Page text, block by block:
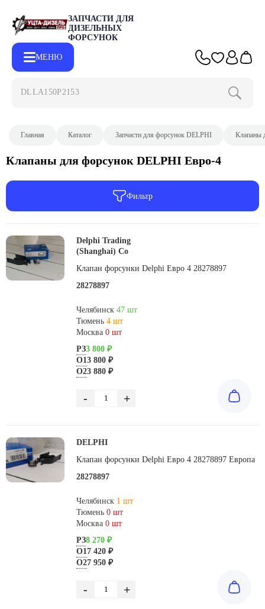
ЗАПЧАСТИ ДЛЯ
ДИЗЕЛЬНЫХ
ФОРСУНОК
МЕНЮ
DLLA150P2153
Главная Каталог Запчасти для форсунок DELPHI Клапаны
Клапаны для форсунок DELPHI Евро-4
Фильтр
Delphi Trading
(Shanghai) Co
Клапан форсунки Delphi Евро 4 28278897
28278897
Челябинск 47 шт
Тюмень 4 шт
Москва 0 шт
РЗ3 800 ₽
О13 800 ₽
О23 880 ₽
- +
DELPHI
Клапан форсунки Delphi Евро 4 28278897 Европа
28278897
Челябинск 1 шт
Тюмень 0 шт
Москва 0 шт
РЗ8 270 ₽
О17 420 ₽
О27 950 ₽
- +